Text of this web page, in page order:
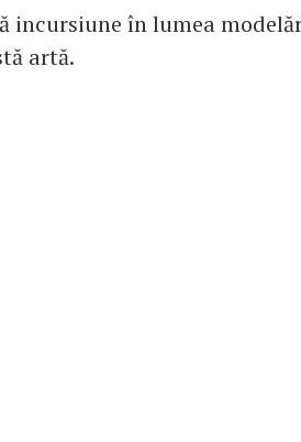
incursiune în lumea
artă.